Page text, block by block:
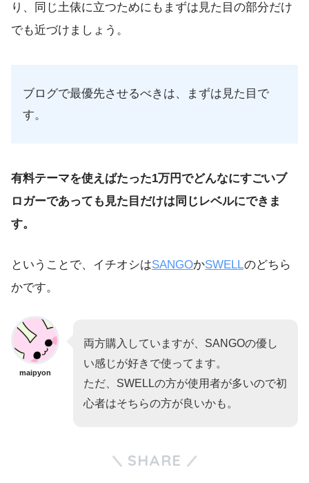
り、同じ土俵に立つためにもまずは見た目の部分だけ
でも近づけましょう。
ブログで最優先させるべきは、まずは見た目で
す。
有料テーマを使えばたった1万円でどんなにすごいブ
ロガーであっても見た目だけは同じレベルにできま
す。
ということで、イチオシはSANGOかSWELLのどちら
かです。
maipyon
両方購入していますが、SANGOの優し
い感じが好きで使ってます。
ただ、SWELLの方が使用者が多いので初
心者はそちらの方が良いかも。
SHARE